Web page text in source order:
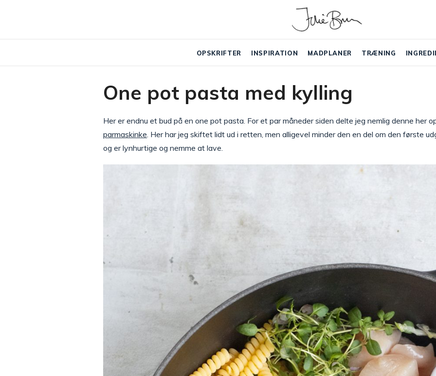
OPSKRIFTER INSPIRATION MADPLANER TRÆNING
One pot pasta med kylling
Her er endnu et bud på en one pot pasta. For et par måneder siden delte jeg nemlig denne her
parmaskinke . Her har jeg skiftet lidt ud i retten, men alligevel minder den en del om den første
og er lynhurtige og nemme at lave.